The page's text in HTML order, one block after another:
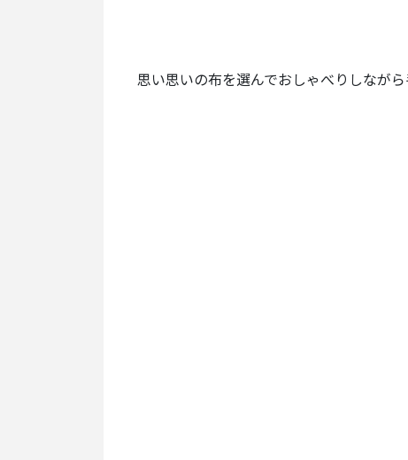
思い思いの布を選んでおしゃべりしながら